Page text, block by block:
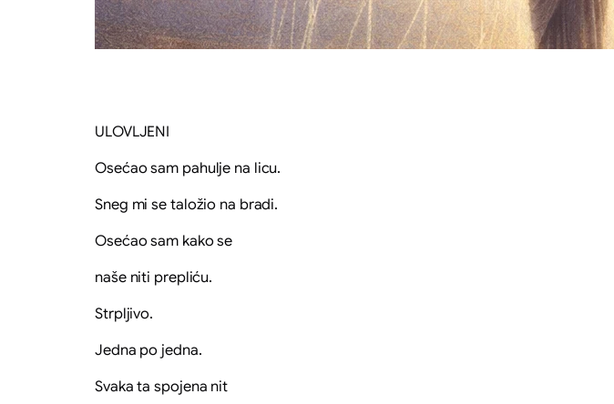
ULOVLJENI
Osećao sam pahulje na licu.
Sneg mi se taložio na bradi.
Osećao sam kako se
naše niti prepliću.
Strpljivo.
Jedna po jedna.
Svaka ta spojena nit